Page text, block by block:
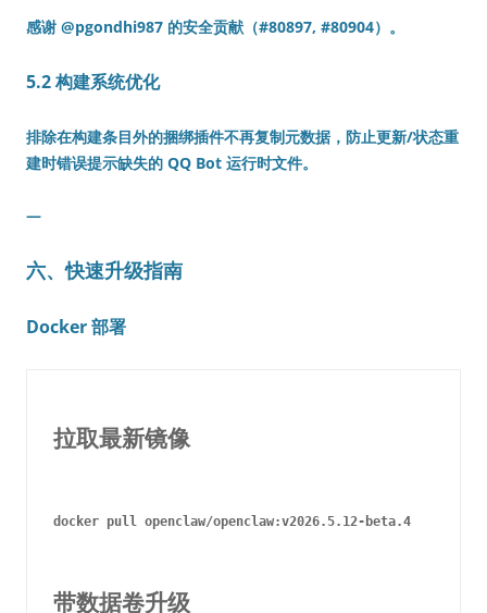
感谢 @pgondhi987 的安全贡献（#80897, #80904）。
5.2 构建系统优化
排除在构建条目外的捆绑插件不再复制元数据，防止更新/状态重
建时错误提示缺失的 QQ Bot 运行时文件。
—
六、快速升级指南
Docker 部署
拉取最新镜像
docker pull openclaw/openclaw:v2026.5.12-beta.4
带数据卷升级